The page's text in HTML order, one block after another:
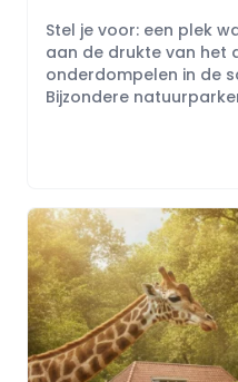
Stel je voor: een plek
aan de drukte van het
onderdompelen in de
Bijzondere